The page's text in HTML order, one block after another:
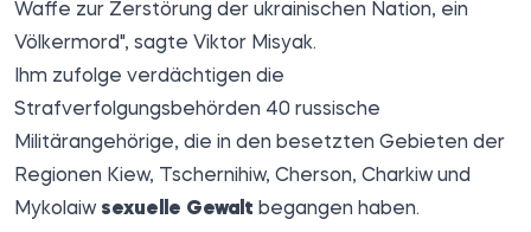
Waffe zur Zerstörung der ukrainischen Nation, ein
Völkermord", sagte Viktor Misyak.
Ihm zufolge verdächtigen die
Strafverfolgungsbehörden 40 russische
Militärangehörige, die in den besetzten Gebieten der
Regionen Kiew, Tschernihiw, Cherson, Charkiw und
Mykolaiw sexuelle Gewalt begangen haben.